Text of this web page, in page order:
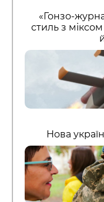
«Гонзо-
стиль з
Нова